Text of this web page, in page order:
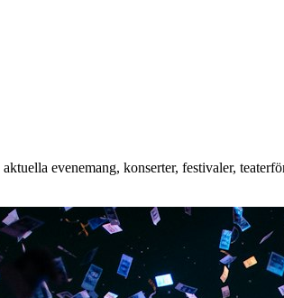
evenemang, konserter, festivaler,